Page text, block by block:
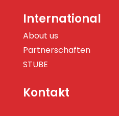
International
About us
Partnerschaften
STUBE
Kontakt